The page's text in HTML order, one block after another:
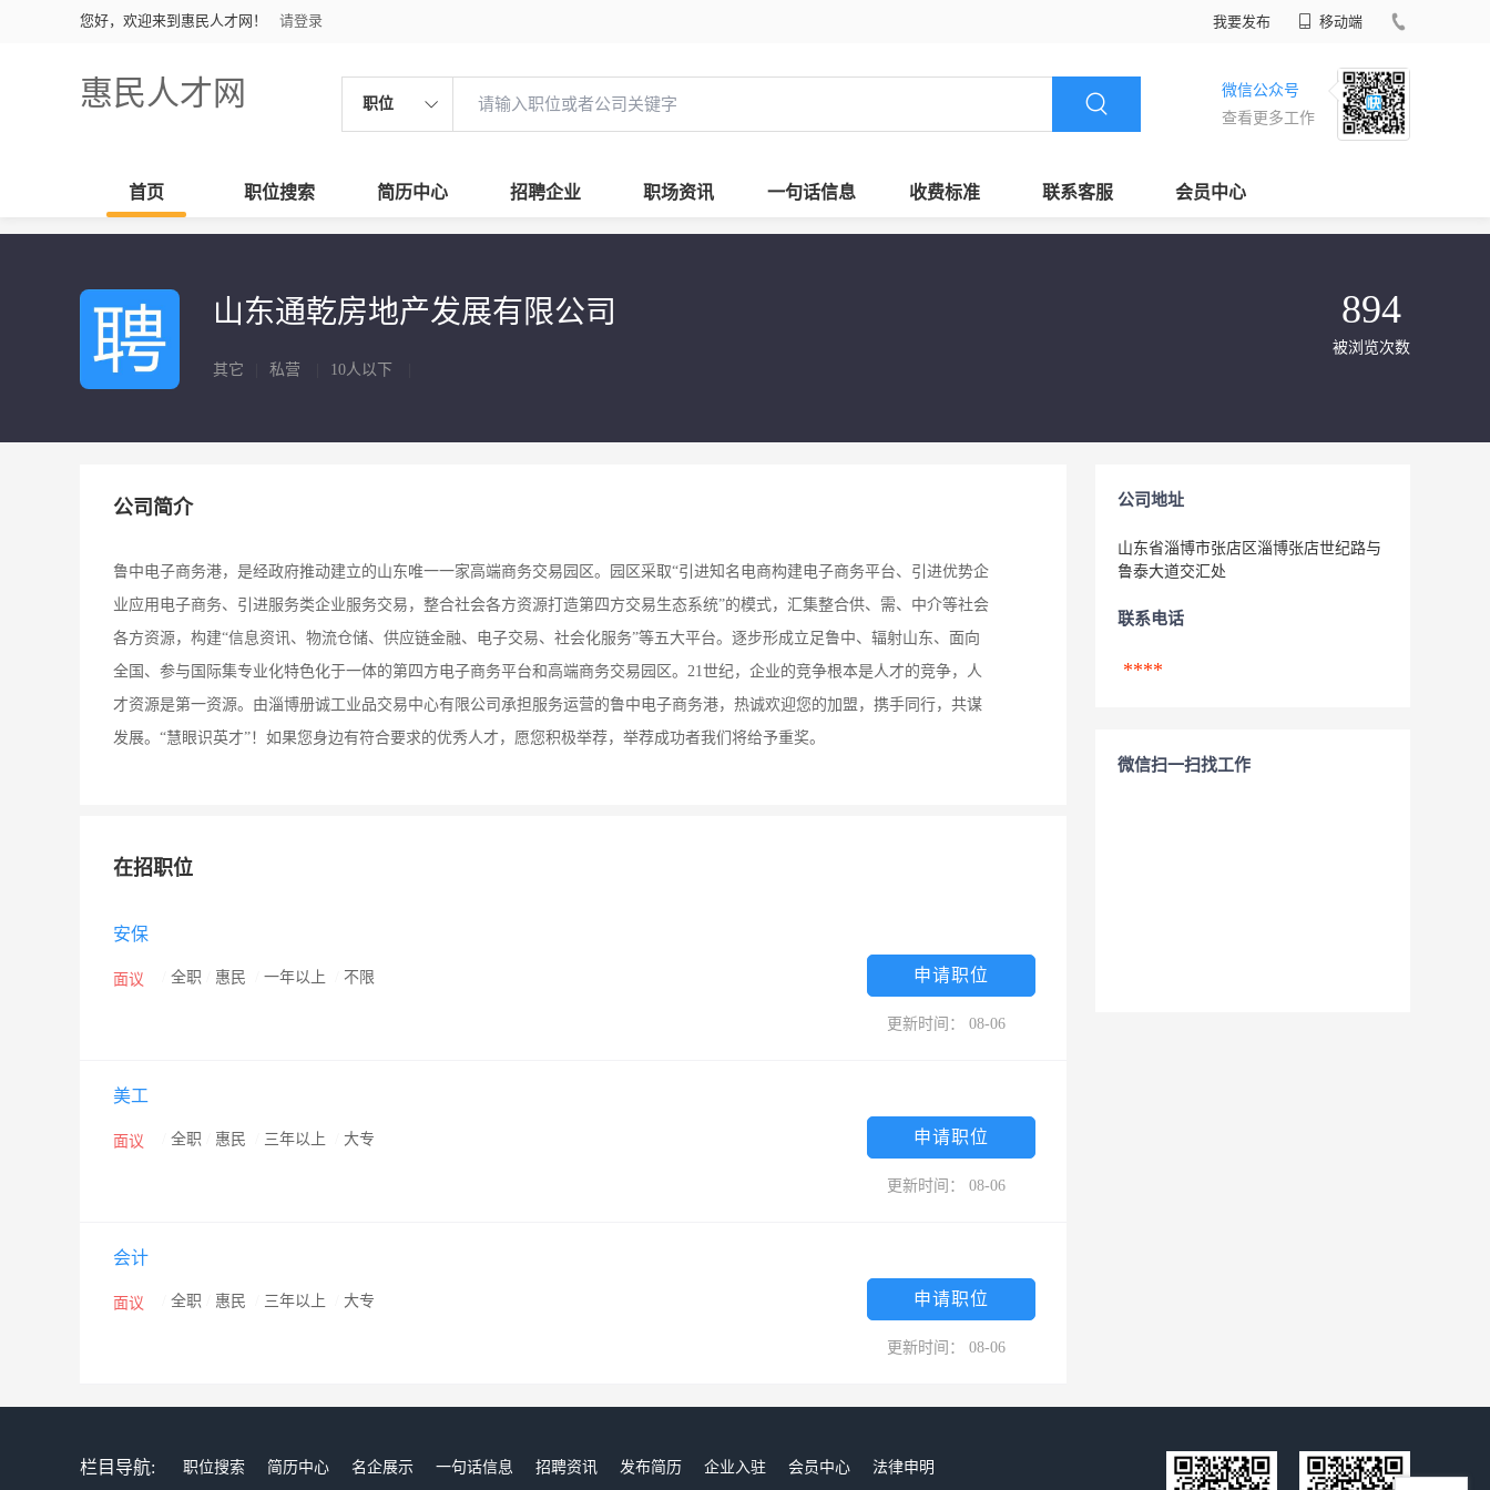
您好，欢迎来到惠民人才网！ 请登录 我要发布 移动端
惠民人才网 职位
微信公众号
查看更多工作
首页 职位搜索 简历中心 招聘企业 职场资讯 一句话信息 收费标准 联系客服 会员中心
山东通乾房地产发展有限公司
其它 私营 10人以下
894
被浏览次数
公司简介
鲁中电子商务港，是经政府推动建立的山东唯一一家高端商务交易园区。园区采取“引进知名电商构建电子商务平台、引进优势企
业应用电子商务、引进服务类企业服务交易，整合社会各方资源打造第四方交易生态系统”的模式，汇集整合供、需、中介等社会
各方资源，构建“信息资讯、物流仓储、供应链金融、电子交易、社会化服务”等五大平台。逐步形成立足鲁中、辐射山东、面向
全国、参与国际集专业化特色化于一体的第四方电子商务平台和高端商务交易园区。21世纪，企业的竞争根本是人才的竞争，人
才资源是第一资源。由淄博册诚工业品交易中心有限公司承担服务运营的鲁中电子商务港，热诚欢迎您的加盟，携手同行，共谋
发展。“慧眼识英才”！如果您身边有符合要求的优秀人才，愿您积极举荐，举荐成功者我们将给予重奖。
在招职位
安保
面议 全职 惠民 一年以上 不限 申请职位
更新时间： 08-06
美工
面议 全职 惠民 三年以上 大专 申请职位
更新时间： 08-06
会计
面议 全职 惠民 三年以上 大专 申请职位
更新时间： 08-06
公司地址
山东省淄博市张店区淄博张店世纪路与
鲁泰大道交汇处
联系电话
****
微信扫一扫找工作
栏目导航: 职位搜索 简历中心 名企展示 一句话信息 招聘资讯 发布简历 企业入驻 会员中心 法律申明